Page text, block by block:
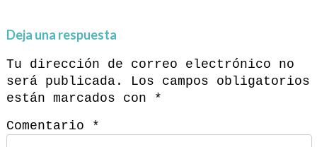
Deja una respuesta
Tu dirección de correo electrónico no
será publicada.
Los campos obligatorios
están marcados con
*
Comentario
*